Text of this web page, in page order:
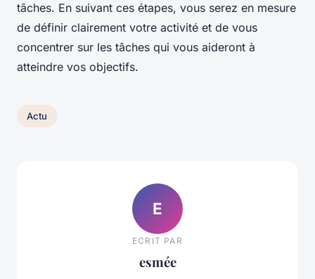
tâches. En suivant ces étapes, vous serez en mesure
de définir clairement votre activité et de vous
concentrer sur les tâches qui vous aideront à
atteindre vos objectifs.
Actu
E
ECRIT PAR
esmée